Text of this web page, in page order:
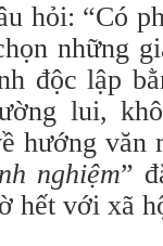
hỏi: “Có
những
độc lập
lui,
hướng văn
nghiệm”
hết với xã